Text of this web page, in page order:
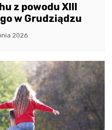
z powodu XIII
w Grudziądzu
2026